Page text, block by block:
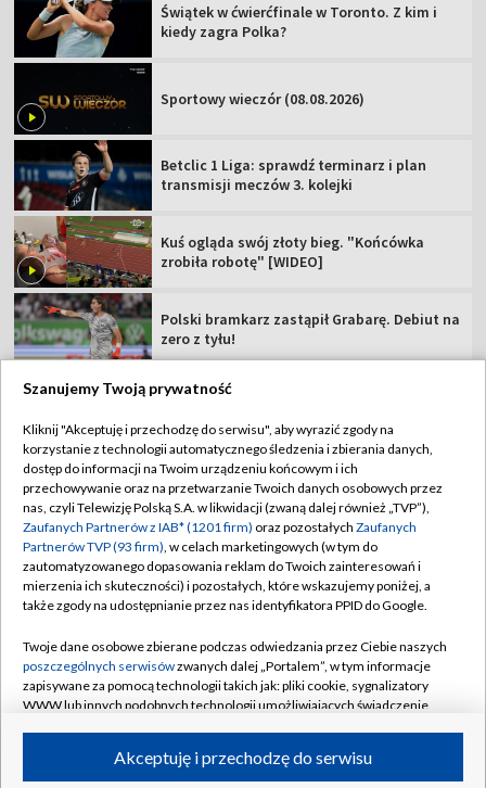
Świątek w ćwierćfinale w Toronto. Z kim i
kiedy zagra Polka?
Sportowy wieczór (08.08.2026)
Betclic 1 Liga: sprawdź terminarz i plan
transmisji meczów 3. kolejki
Kuś ogląda swój złoty bieg. "Końcówka
zrobiła robotę" [WIDEO]
Polski bramkarz zastąpił Grabarę. Debiut na
zero z tyłu!
TVP
Abonament TVP
Sklep TVP
Biuro Reklamy
Oferta Handlowa
Emisja w TVP
Rada Programowa
Ogłoszenia przetargowe
Akademia Telewizyjna
Regulamin TVP
Polityka prywatności
Moje zgody
Biuro reklamy
Kanały
©2026 Telewizja Polska Spółka Akcyjna w likwidacji
Szanujemy Twoją prywatność
Kliknij "Akceptuję i przechodzę do serwisu", aby wyrazić zgody na
korzystanie z technologii automatycznego śledzenia i zbierania danych,
dostęp do informacji na Twoim urządzeniu końcowym i ich
przechowywanie oraz na przetwarzanie Twoich danych osobowych przez
nas, czyli Telewizję Polską S.A. w likwidacji (zwaną dalej również „TVP”),
Zaufanych Partnerów z IAB* (1201 firm) oraz pozostałych Zaufanych
Partnerów TVP (93 firm), w celach marketingowych (w tym do
zautomatyzowanego dopasowania reklam do Twoich zainteresowań i
mierzenia ich skuteczności) i pozostałych, które wskazujemy poniżej, a
także zgody na udostępnianie przez nas identyfikatora PPID do Google.
Twoje dane osobowe zbierane podczas odwiedzania przez Ciebie naszych
poszczególnych serwisówzwanych dalej „Portalem”, w tym informacje
zapisywane za pomocą technologii takich jak: pliki cookie, sygnalizatory
WWW lub innych podobnych technologii umożliwiających świadczenie
ruchu w Internecie.Akceptuję i przechodzę do serwisu